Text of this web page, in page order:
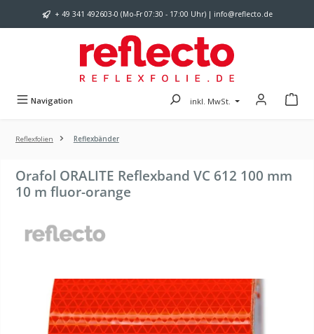
Zum Hauptinhalt springen
+ 49 341 492603-0 (Mo-Fr 07:30 - 17:00 Uhr) | info@reflecto.de
Navigation inkl. MwSt.
Reflexfolien Reflexbänder
Orafol ORALITE Reflexband VC 612 100 mm
10 m fluor-orange
Bildergalerie überspringen